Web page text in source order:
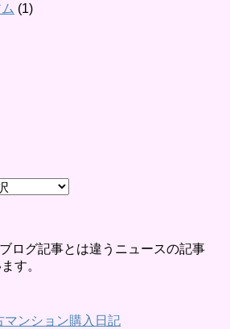
(1)
ログ記事とは違うニュースの記事
す。
マンション購入日記